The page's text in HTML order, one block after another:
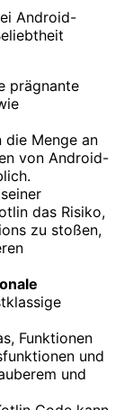
Android-
prägnante
die Menge an
von Android-
das Risiko,
zu stoßen,
Funktionen
und
und